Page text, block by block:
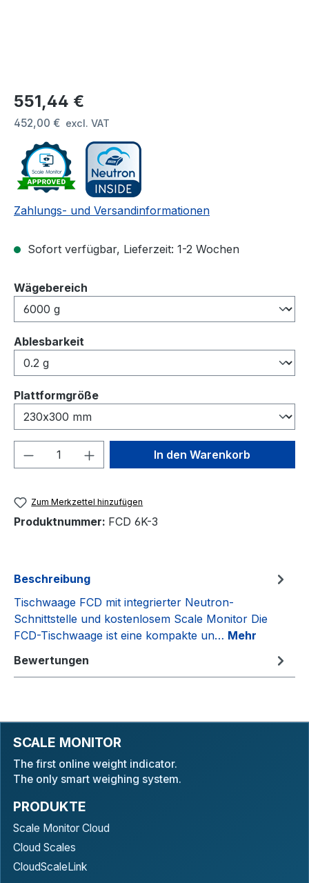
Regulärer Preis:
551,44 €
452,00 € excl. VAT
Zahlungs- und Versandinformationen
Sofort verfügbar, Lieferzeit: 1-2 Wochen
Wägebereich
Ablesbarkeit
Plattformgrößeauswählen
Produkt Anzahl: Gib denIn den Warenkorb
Zum Merkzettel hinzufügen
Produktnummer: FCD 6K-3
Beschreibung
Tischwaage FCD mit integrierter Neutron-
Schnittstelle und kostenlosem Scale Monitor Die
FCD-Tischwaage ist eine kompakte un… Mehr
Bewertungen
SCALE MONITOR
The first online weight indicator.
The only smart weighing system.
PRODUKTE
Scale Monitor Cloud
Cloud Scales
CloudScaleLink